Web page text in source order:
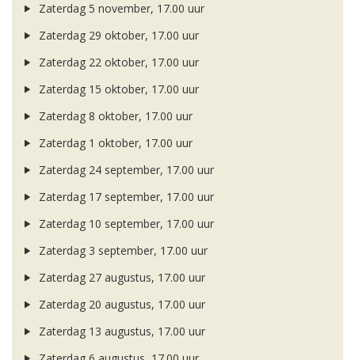
Zaterdag 5 november, 17.00 uur
Zaterdag 29 oktober, 17.00 uur
Zaterdag 22 oktober, 17.00 uur
Zaterdag 15 oktober, 17.00 uur
Zaterdag 8 oktober, 17.00 uur
Zaterdag 1 oktober, 17.00 uur
Zaterdag 24 september, 17.00 uur
Zaterdag 17 september, 17.00 uur
Zaterdag 10 september, 17.00 uur
Zaterdag 3 september, 17.00 uur
Zaterdag 27 augustus, 17.00 uur
Zaterdag 20 augustus, 17.00 uur
Zaterdag 13 augustus, 17.00 uur